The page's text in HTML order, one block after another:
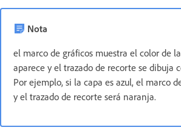
Nota
el marco de gráficos muestra el color de
aparece y el trazado de recorte se dibuja
Por ejemplo, si la capa es azul, el marco
y el trazado de recorte será naranja.